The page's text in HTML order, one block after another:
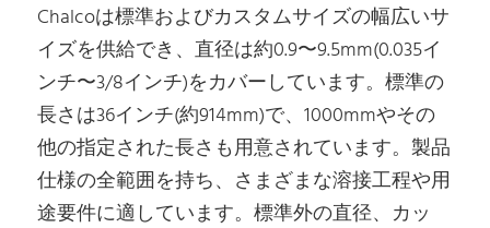
Chalcoは標準およびカスタムサイズの幅広いサ
イズを供給でき、直径は約0.9〜9.5mm(0.035イ
ンチ〜3/8インチ)をカバーしています。標準の
長さは36インチ(約914mm)で、1000mmやその
他の指定された長さも用意されています。製品
仕様の全範囲を持ち、さまざまな溶接工程や用
途要件に適しています。標準外の直径、カッ